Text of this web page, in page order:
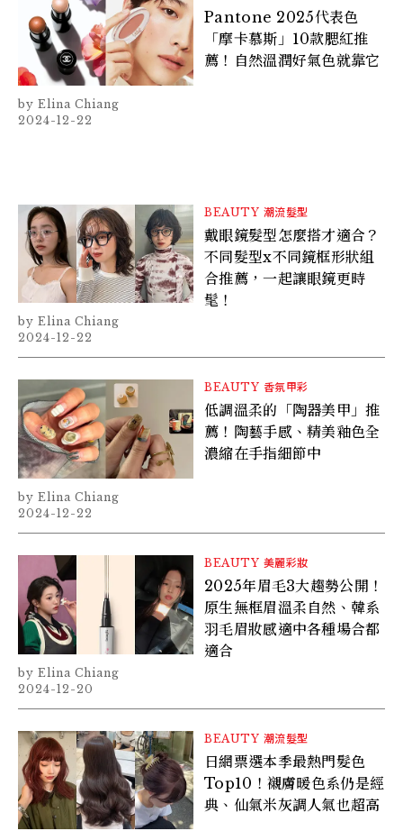
Pantone 2025代表色
「摩卡慕斯」10款腮紅推
薦！自然溫潤好氣色就靠它
Elina Chiang
2024-12-22
BEAUTY 潮流髮型
戴眼鏡髮型怎麼搭才適合？
不同髮型x不同鏡框形狀組
合推薦，一起讓眼鏡更時
髦！
Elina Chiang
2024-12-22
BEAUTY 香氛甲彩
低調溫柔的「陶器美甲」推
薦！陶藝手感、精美釉色全
濃縮在手指細節中
Elina Chiang
2024-12-22
BEAUTY 美麗彩妝
2025年眉毛3大趨勢公開！
原生無框眉溫柔自然、韓系
羽毛眉妝感適中各種場合都
適合
Elina Chiang
2024-12-20
BEAUTY 潮流髮型
日網票選本季最熱門髮色
Top10！襯膚暖色系仍是經
典、仙氣米灰調人氣也超高